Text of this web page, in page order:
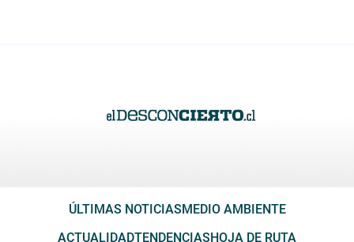
ÚLTIMAS NOTICIASMEDIO AMBIENTE
ACTUALIDADTENDENCIASHOJA DE RUTA